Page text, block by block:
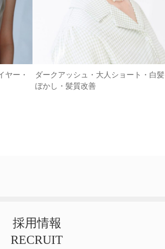
ヤー・
ダークアッシュ・大人ショート・白髪
ぼかし・髪質改善
採用情報
RECRUIT